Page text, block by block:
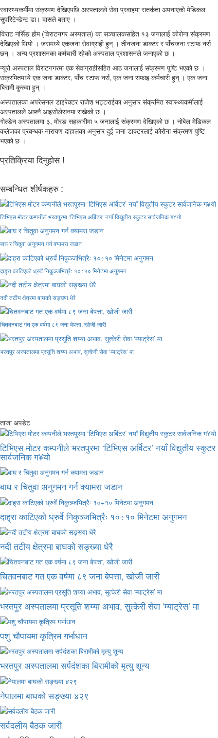
स्वास्थ्यकर्मीमा संक्रमण देखिएपछि अस्पतालले सेवा प्रवाहमा सतर्कता अपनाएको मेडिकल
सुपरिटेन्डेन्ट डा। दासले बताए ।
विराट नर्सिङ होम (विराटनगर अस्पताल) का सञ्चालकसहित १३ जनालाई कोरोना संक्रमण
देखिएको थियो । जसमध्ये एकजना सेवाग्राही हुन् । तीनजना डाक्टर र पाँचजना स्टाफ नर्स
छन् । अन्य प्रशासनका कर्मचारी रहेको अस्पताल प्रशासनले जनाएको छ ।
न्यूरो अस्पताल विराटनगरमा एक सेवाग्राहीसहित आठ जनालाई संक्रमण पुष्टि भएको छ ।
संक्रमितमध्ये एक जना डाक्टर, पाँच स्टाफ नर्स, एक जना सफाइ कर्मचारी हुन् । एक जना
बिरामी कुरुवा हुन् ।
अस्पतालका अपरेसनल डाइरेक्टर राजेश भट्टराईका अनुसार संक्रमित स्वास्थ्यकर्मीलाई
अस्पतालले आफ्नै आइसोलेसनमा राखेको छ ।
गोल्डेन अस्पतालमा ३, मोरङ सहकारीमा ५ जनालाई संक्रमण देखिएको छ । नोबेल मेडिकल
कलेजका प्रबन्धक नारायण दाहालका अनुसार दुई जना डाक्टरलाई कोरोना संक्रमण पुष्टि
भएको छ ।
प्रतिक्रिया दिनुहोस !
सम्बन्धित शीर्षकहरु :
टिभिएस मोटर कम्पनीले भरतपुरमा ‘टिभिएस अर्बिटर’ नयाँ विद्युतीय स्कुटर सार्वजनिक ग¥यो
बाघ र चितुवा अनुगमन गर्न क्यामरा जडान
दाह्रा काटिएको ध्रुर्वे निकुञ्जभित्रैः १०÷१० मिनेटमा अनुगमन
नदी तटीय क्षेत्रमा बाघको सङ्ख्या धेरै
चितवनबाट गत एक वर्षमा ८९ जना बेपत्ता, खोजी जारी
भरतपुर अस्पतालमा प्रसूति शय्या अभाव, सुत्केरी सेवा ‘म्याट्रेस’ मा
ताजा अपडेट
टिभिएस मोटर कम्पनीले भरतपुरमा ‘टिभिएस अर्बिटर’ नयाँ विद्युतीय स्कुटर
सार्वजनिक ग¥यो
बाघ र चितुवा अनुगमन गर्न क्यामरा जडान
दाह्रा काटिएको ध्रुर्वे निकुञ्जभित्रैः १०÷१० मिनेटमा अनुगमन
नदी तटीय क्षेत्रमा बाघको सङ्ख्या धेरै
चितवनबाट गत एक वर्षमा ८९ जना बेपत्ता, खोजी जारी
भरतपुर अस्पतालमा प्रसूति शय्या अभाव, सुत्केरी सेवा ‘म्याट्रेस’ मा
पशु चौपायमा कृत्रिम गर्भाधान
भरतपुर अस्पतालमा सर्पदंशका बिरामीको मृत्यु शून्य
नेपालमा बाघको सङ्ख्या ४२९
सर्वदलीय बैठक जारी